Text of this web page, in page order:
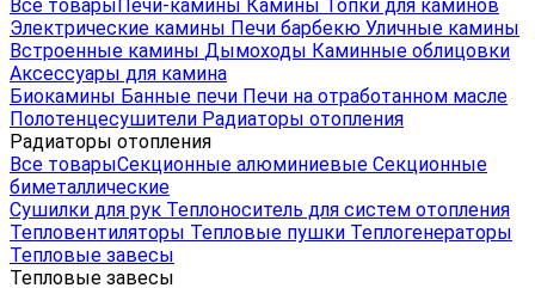
Все товарыПечи-камины Камины Топки для каминов
Электрические камины Печи барбекю Уличные камины
Встроенные камины Дымоходы Каминные облицовки
Аксессуары для камина
Биокамины Банные печи Печи на отработанном масле
Полотенцесушители Радиаторы отопления
Радиаторы отопления
Все товарыСекционные алюминиевые Секционные
биметаллические
Сушилки для рук Теплоноситель для систем отопления
Тепловентиляторы Тепловые пушки Теплогенераторы
Тепловые завесы
Тепловые завесы